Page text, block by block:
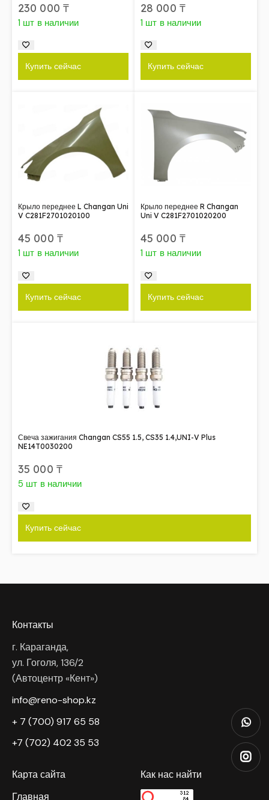
230 000 ₸
1 шт в наличии
Купить сейчас
28 000 ₸
1 шт в наличии
Купить сейчас
Крыло переднее L Changan Uni
V C281F2701020100
45 000 ₸
1 шт в наличии
Купить сейчас
Крыло переднее R Changan
Uni V C281F2701020200
45 000 ₸
1 шт в наличии
Купить сейчас
Свеча зажигания Changan CS55 1.5, CS35 1.4,UNI-V Plus
NE14T0030200
35 000 ₸
5 шт в наличии
Купить сейчас
Контакты
г. Караганда,
ул. Гоголя, 136/2
(Автоцентр «Кент»)
info@reno-shop.kz
+ 7 (700) 917 65 58
+7 (702) 402 35 53
Карта сайта
Главная
Как нас найти